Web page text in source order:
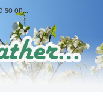
so on...